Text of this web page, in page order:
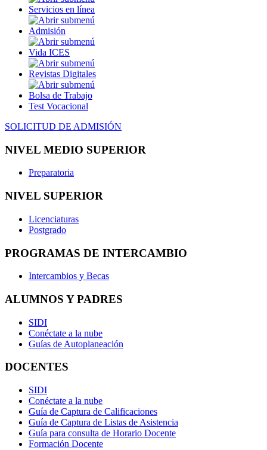
Servicios en línea
Admisión
Vida ICES
Revistas Digitales
Bolsa de Trabajo
Test Vocacional
SOLICITUD DE ADMISIÓN
NIVEL MEDIO SUPERIOR
Preparatoria
NIVEL SUPERIOR
Licenciaturas
Postgrado
PROGRAMAS DE INTERCAMBIO
Intercambios y Becas
ALUMNOS Y PADRES
SIDI
Conéctate a la nube
Guías de Autoplaneación
DOCENTES
SIDI
Conéctate a la nube
Guía de Captura de Calificaciones
Guía de Captura de Listas de Asistencia
Guía para consulta de Horario Docente
Formación Docente